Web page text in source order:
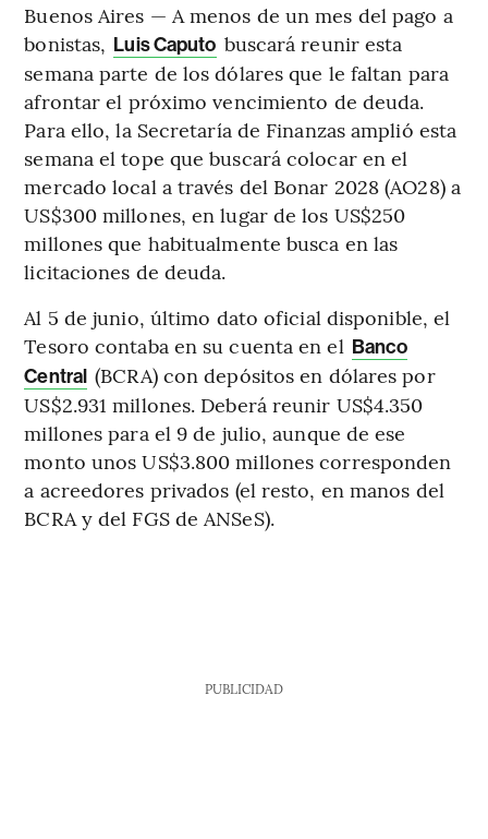
Buenos Aires — A menos de un mes del pago a
bonistas, Luis Caputo buscará reunir esta
semana parte de los dólares que le faltan para
afrontar el próximo vencimiento de deuda.
Para ello, la Secretaría de Finanzas amplió esta
semana el tope que buscará colocar en el
mercado local a través del Bonar 2028 (AO28) a
US$300 millones, en lugar de los US$250
millones que habitualmente busca en las
licitaciones de deuda.
Al 5 de junio, último dato oficial disponible, el
Tesoro contaba en su cuenta en el Banco
Central (BCRA) con depósitos en dólares por
US$2.931 millones. Deberá reunir US$4.350
millones para el 9 de julio, aunque de ese
monto unos US$3.800 millones corresponden
a acreedores privados (el resto, en manos del
BCRA y del FGS de ANSeS).
PUBLICIDAD